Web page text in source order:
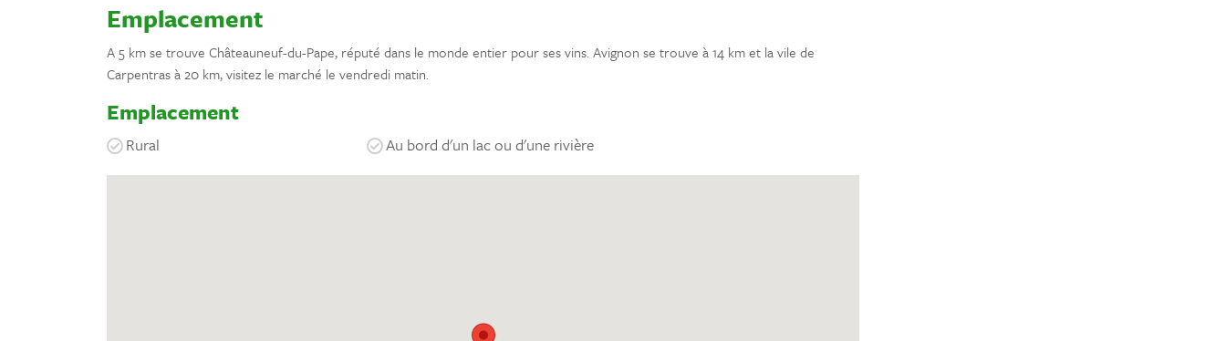
Emplacement
A 5 km se trouve Châteauneuf-du-Pape, réputé dans le monde entier pour ses vins. Avignon se trouve à 14 km et la vile de
Carpentras à 20 km, visitez le marché le vendredi matin.
Emplacement
Rural Au bord d'un lac ou d'une rivière